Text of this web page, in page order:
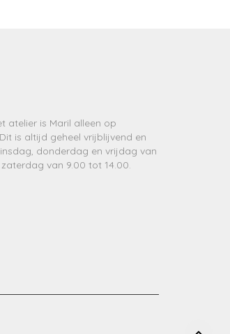
atelier is Maril alleen op
is altijd geheel vrijblijvend en
donderdag en vrijdag van
van 9.00 tot 14.00.